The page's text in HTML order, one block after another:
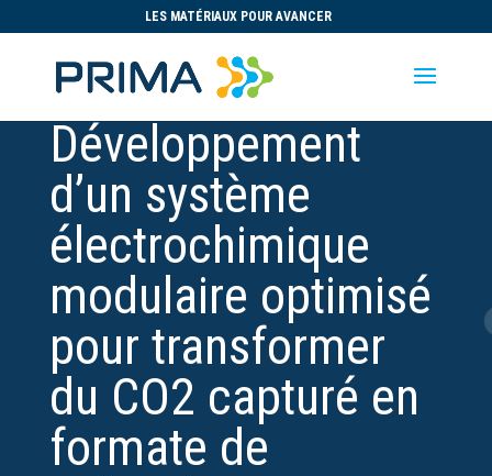
LES MATÉRIAUX POUR AVANCER
Développement
d’un système
électrochimique
modulaire optimisé
pour transformer
du CO2 capturé en
formate de